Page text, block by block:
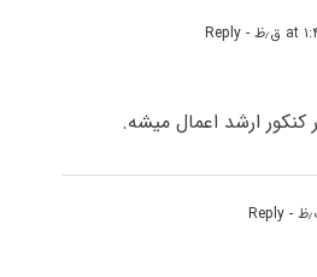
- Reply
کنکور ارشد اعمال میشه.
- Reply